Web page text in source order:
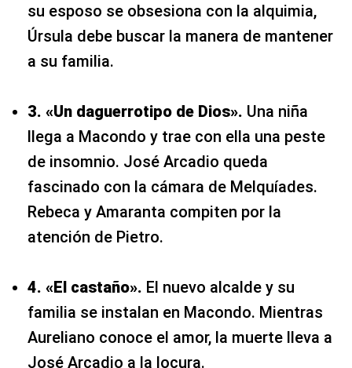
su esposo se obsesiona con la alquimia,
Úrsula debe buscar la manera de mantener
a su familia.
3. «Un daguerrotipo de Dios». Una niña
llega a Macondo y trae con ella una peste
de insomnio. José Arcadio queda
fascinado con la cámara de Melquíades.
Rebeca y Amaranta compiten por la
atención de Pietro.
4. «El castaño». El nuevo alcalde y su
familia se instalan en Macondo. Mientras
Aureliano conoce el amor, la muerte lleva a
José Arcadio a la locura.